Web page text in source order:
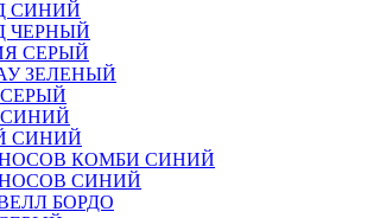
СИНИЙ
ЧЕРНЫЙ
СЕРЫЙ
ЗЕЛЕНЫЙ
СИНИЙ
КОМБИ СИНИЙ
СИНИЙ
БОРДО